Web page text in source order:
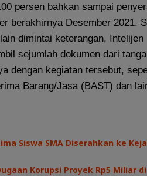
persen bahkan sampai
berakhirnya Desember 2021.
dimintai keterangan, Intelijen
sejumlah dokumen dari
dengan kegiatan tersebut,
Barang/Jasa (BAST) dan
Siswa SMA Diserahkan ke
Korupsi Proyek Rp5 Miliar